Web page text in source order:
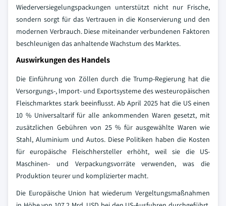
Wiederversiegelungspackungen unterstützt nicht nur Frische,
sondern sorgt für das Vertrauen in die Konservierung und den
modernen Verbrauch. Diese miteinander verbundenen Faktoren
beschleunigen das anhaltende Wachstum des Marktes.
Auswirkungen des Handels
Die Einführung von Zöllen durch die Trump-Regierung hat die
Versorgungs-, Import- und Exportsysteme des westeuropäischen
Fleischmarktes stark beeinflusst. Ab April 2025 hat die US einen
10 % Universaltarif für alle ankommenden Waren gesetzt, mit
zusätzlichen Gebühren von 25 % für ausgewählte Waren wie
Stahl, Aluminium und Autos. Diese Politiken haben die Kosten
für europäische Fleischhersteller erhöht, weil sie die US-
Maschinen- und Verpackungsvorräte verwenden, was die
Produktion teurer und komplizierter macht.
Die Europäische Union hat wiederum Vergeltungsmaßnahmen